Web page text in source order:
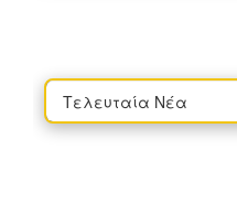
Τελευταία Νέα